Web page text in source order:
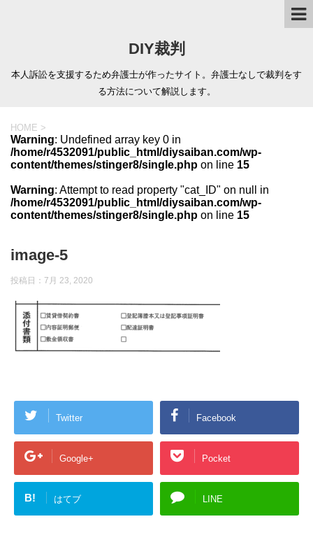
DIY裁判
本人訴訟を支援するため弁護士が作ったサイト。弁護士なしで裁判をす
る方法について解説します。
HOME >
Warning: Undefined array key 0 in
/home/r4532091/public_html/diysaiban.com/wp-
content/themes/stinger8/single.php on line 15
Warning: Attempt to read property "cat_ID" on null in
/home/r4532091/public_html/diysaiban.com/wp-
content/themes/stinger8/single.php on line 15
image-5
投稿日： 7月 23, 2020
Twitter Facebook
Google+ Pocket
B! はてブ LINE